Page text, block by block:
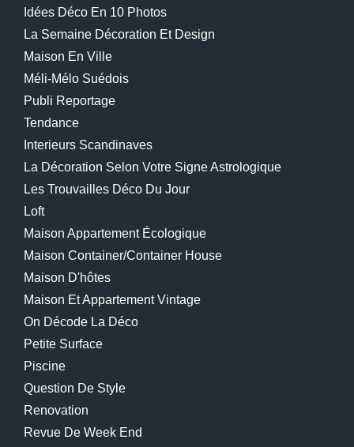
Idées Déco En 10 Photos
La Semaine Décoration Et Design
Maison En Ville
Méli-Mélo Suédois
Publi Reportage
Tendance
Interieurs Scandinaves
La Décoration Selon Votre Signe Astrologique
Les Trouvailles Déco Du Jour
Loft
Maison Appartement Écologique
Maison Container/container House
Maison D'hôtes
Maison Et Appartement Vintage
On Décode La Déco
Petite Surface
Piscine
Question De Style
Renovation
Revue De Week End